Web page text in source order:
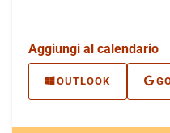
Aggiungi al calendario
OUTLOOK